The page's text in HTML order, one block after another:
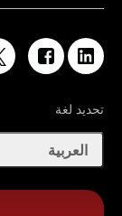
تحديد لغة
العربية